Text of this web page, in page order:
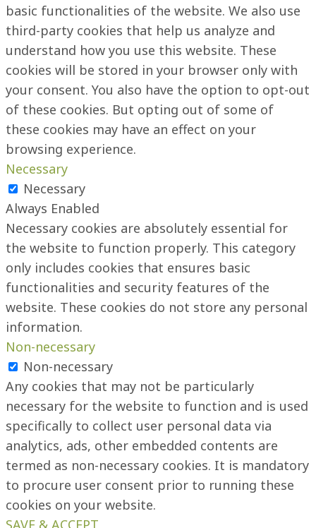
basic functionalities of the website. We also use
third-party cookies that help us analyze and
understand how you use this website. These
cookies will be stored in your browser only with
your consent. You also have the option to opt-out
of these cookies. But opting out of some of
these cookies may have an effect on your
browsing experience.
Necessary
Necessary
Always Enabled
Necessary cookies are absolutely essential for
the website to function properly. This category
only includes cookies that ensures basic
functionalities and security features of the
website. These cookies do not store any personal
information.
Non-necessary
Non-necessary
Any cookies that may not be particularly
necessary for the website to function and is used
specifically to collect user personal data via
analytics, ads, other embedded contents are
termed as non-necessary cookies. It is mandatory
to procure user consent prior to running these
cookies on your website.
SAVE & ACCEPT